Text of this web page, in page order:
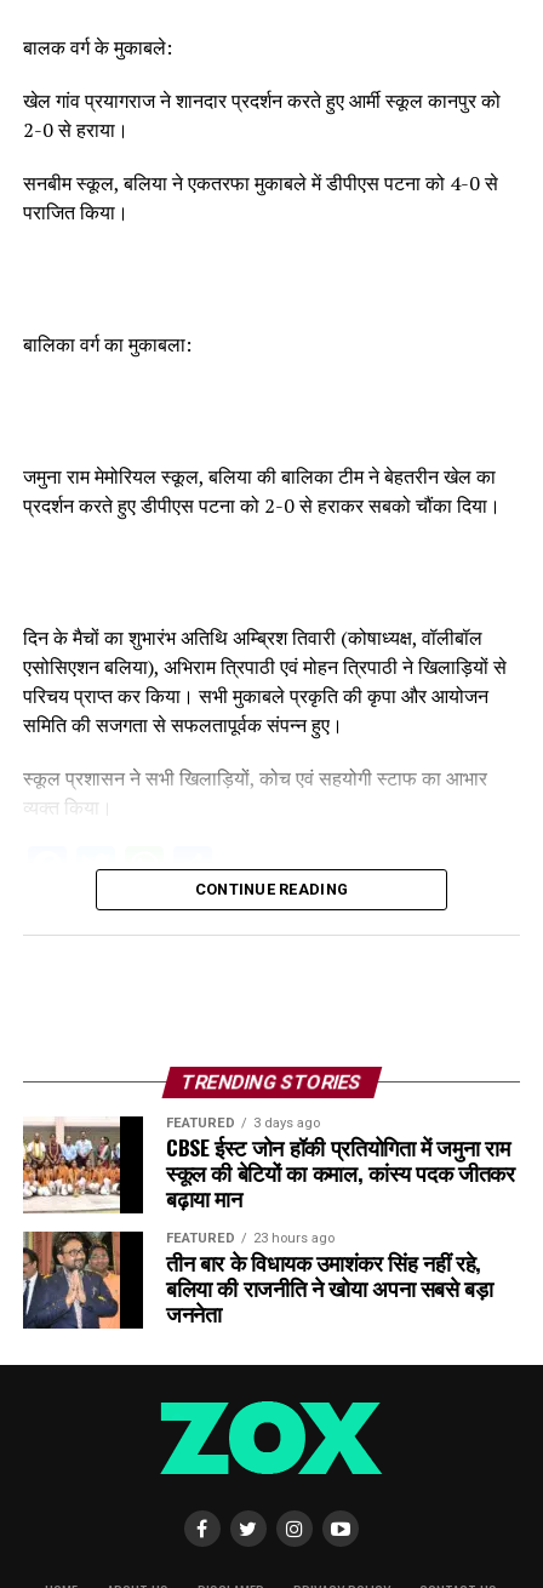
बालक वर्ग के मुकाबले:
खेल गांव प्रयागराज ने शानदार प्रदर्शन करते हुए आर्मी स्कूल कानपुर को
2-0 से हराया।
सनबीम स्कूल, बलिया ने एकतरफा मुकाबले में डीपीएस पटना को 4-0 से
पराजित किया।
बालिका वर्ग का मुकाबला:
जमुना राम मेमोरियल स्कूल, बलिया की बालिका टीम ने बेहतरीन खेल का
प्रदर्शन करते हुए डीपीएस पटना को 2-0 से हराकर सबको चौंका दिया।
दिन के मैचों का शुभारंभ अतिथि अम्ब्रिश तिवारी (कोषाध्यक्ष, वॉलीबॉल
एसोसिएशन बलिया), अभिराम त्रिपाठी एवं मोहन त्रिपाठी ने खिलाड़ियों से
परिचय प्राप्त कर किया। सभी मुकाबले प्रकृति की कृपा और आयोजन
समिति की सजगता से सफलतापूर्वक संपन्न हुए।
स्कूल प्रशासन ने सभी खिलाड़ियों, कोच एवं सहयोगी स्टाफ का आभार
व्यक्त किया।
Facebook
Twitter
WhatsApp
Share
CONTINUE READING
TRENDING STORIES
FEATURED 3 days ago
CBSE ईस्ट जोन हॉकी प्रतियोगिता में जमुना राम
स्कूल की बेटियों का कमाल, कांस्य पदक जीतकर
बढ़ाया मान
FEATURED 23 hours ago
तीन बार के विधायक उमाशंकर सिंह नहीं रहे,
बलिया की राजनीति ने खोया अपना सबसे बड़ा
जननेता